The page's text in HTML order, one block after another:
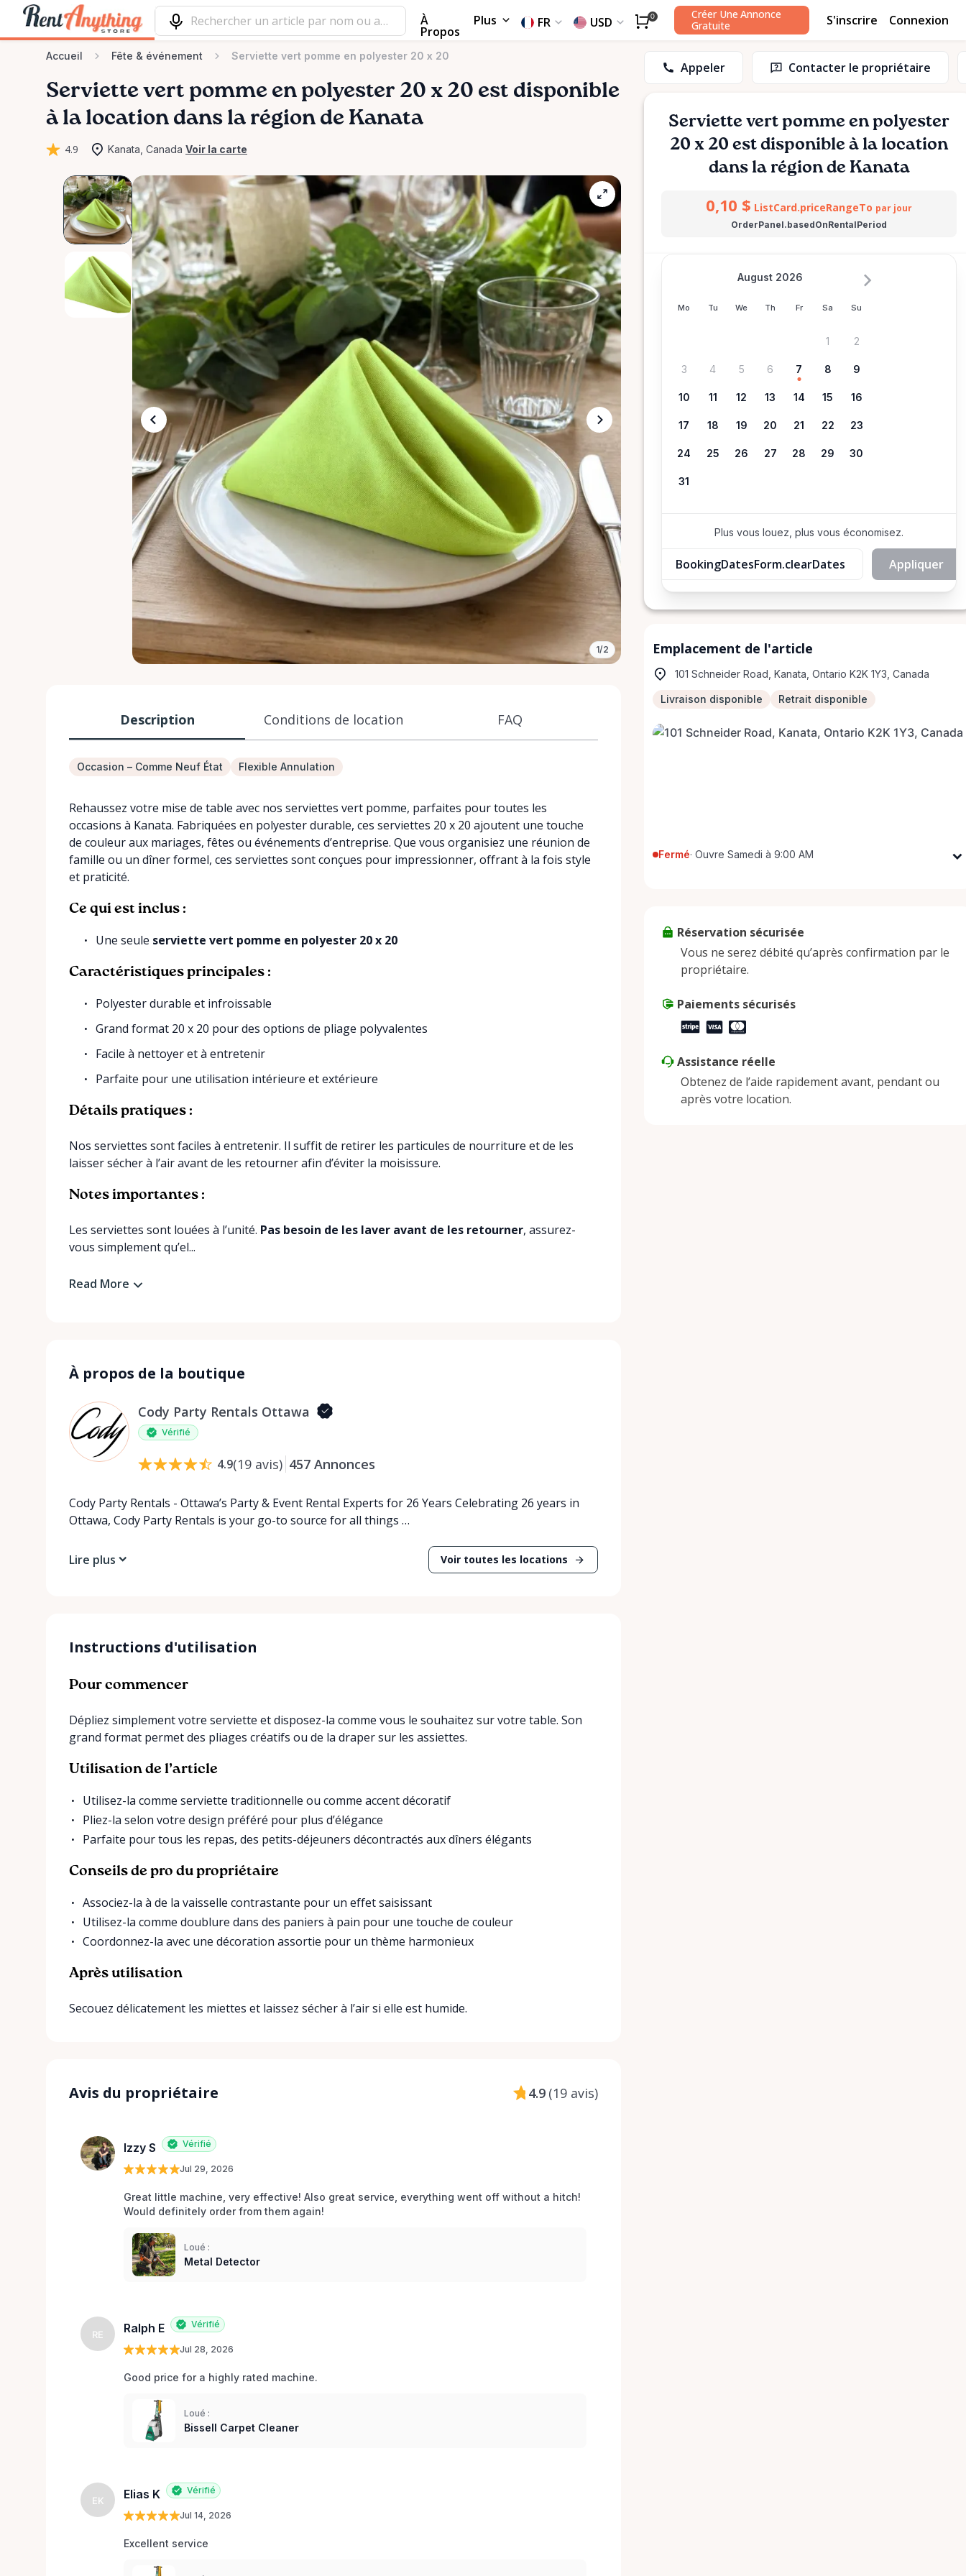
À
Propos
Plus FR USD 0
Créer Une Annonce
Gratuite
S'inscrire Connexion
Accueil Fête & événement Serviette vert pomme en polyester 20 x 20
Serviette vert pomme en polyester 20 x 20 est disponible
à la location dans la région de Kanata
4.9 Kanata, Canada Voir la carte
1/2
Description Conditions de location FAQ
Occasion – Comme Neuf État Flexible Annulation
Rehaussez votre mise de table avec nos serviettes vert pomme, parfaites pour toutes les
occasions à Kanata. Fabriquées en polyester durable, ces serviettes 20 x 20 ajoutent une touche
de couleur aux mariages, fêtes ou événements d’entreprise. Que vous organisiez une réunion de
famille ou un dîner formel, ces serviettes sont conçues pour impressionner, offrant à la fois style
et praticité.
Ce qui est inclus :
Une seule serviette vert pomme en polyester 20 x 20
Caractéristiques principales :
Polyester durable et infroissable
Grand format 20 x 20 pour des options de pliage polyvalentes
Facile à nettoyer et à entretenir
Parfaite pour une utilisation intérieure et extérieure
Détails pratiques :
Nos serviettes sont faciles à entretenir. Il suffit de retirer les particules de nourriture et de les
laisser sécher à l’air avant de les retourner afin d’éviter la moisissure.
Notes importantes :
Les serviettes sont louées à l’unité. Pas besoin de les laver avant de les retourner, assurez-
vous simplement qu’el...
Read More
À propos de la boutique
Cody Party Rentals Ottawa
Vérifié
4.9(19 avis) 457 Annonces
Cody Party Rentals - Ottawa’s Party & Event Rental Experts for 26 Years Celebrating 26 years in
Ottawa, Cody Party Rentals is your go-to source for all things …
Lire plus Voir toutes les locations
Instructions d'utilisation
Pour commencer
Dépliez simplement votre serviette et disposez-la comme vous le souhaitez sur votre table. Son
grand format permet des pliages créatifs ou de la draper sur les assiettes.
Utilisation de l’article
Utilisez-la comme serviette traditionnelle ou comme accent décoratif
Pliez-la selon votre design préféré pour plus d’élégance
Parfaite pour tous les repas, des petits-déjeuners décontractés aux dîners élégants
Conseils de pro du propriétaire
Associez-la à de la vaisselle contrastante pour un effet saisissant
Utilisez-la comme doublure dans des paniers à pain pour une touche de couleur
Coordonnez-la avec une décoration assortie pour un thème harmonieux
Après utilisation
Secouez délicatement les miettes et laissez sécher à l’air si elle est humide.
Avis du propriétaire 4.9 (19 avis)
Izzy S Vérifié
Jul 29, 2026
Great little machine, very effective! Also great service, everything went off without a hitch!
Would definitely order from them again!
Loué :
Metal Detector
RE Ralph E Vérifié
Jul 28, 2026
Good price for a highly rated machine.
Loué :
Bissell Carpet Cleaner
EK Elias K Vérifié
Jul 14, 2026
Excellent service
Appeler Contacter le propriétaire
Serviette vert pomme en polyester
20 x 20 est disponible à la location
dans la région de Kanata
0,10 $ ListCard.priceRangeTo par jour
OrderPanel.basedOnRentalPeriod
Mo Tu We Th Fr Sa Su
August 2026
1 2
3 4 5 6 7 8 9
10 11 12 13 14 15 16
17 18 19 20 21 22 23
24 25 26 27 28 29 30
31
Plus vous louez, plus vous économisez.
BookingDatesForm.clearDates Appliquer
Emplacement de l'article
101 Schneider Road, Kanata, Ontario K2K 1Y3, Canada
Livraison disponible Retrait disponible
Fermé· Ouvre Samedi à 9:00 AM
Jeudi
9:00 AM - 5:00 PM
Dimanche
Réservation sécurisée
Vous ne serez débité qu’après confirmation par le
propriétaire.
Paiements sécurisés
Assistance réelle
Obtenez de l’aide rapidement avant, pendant ou
après votre location.